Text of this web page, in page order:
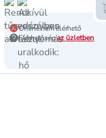
Online nem elérhető
Elérhetőségaz üzletben